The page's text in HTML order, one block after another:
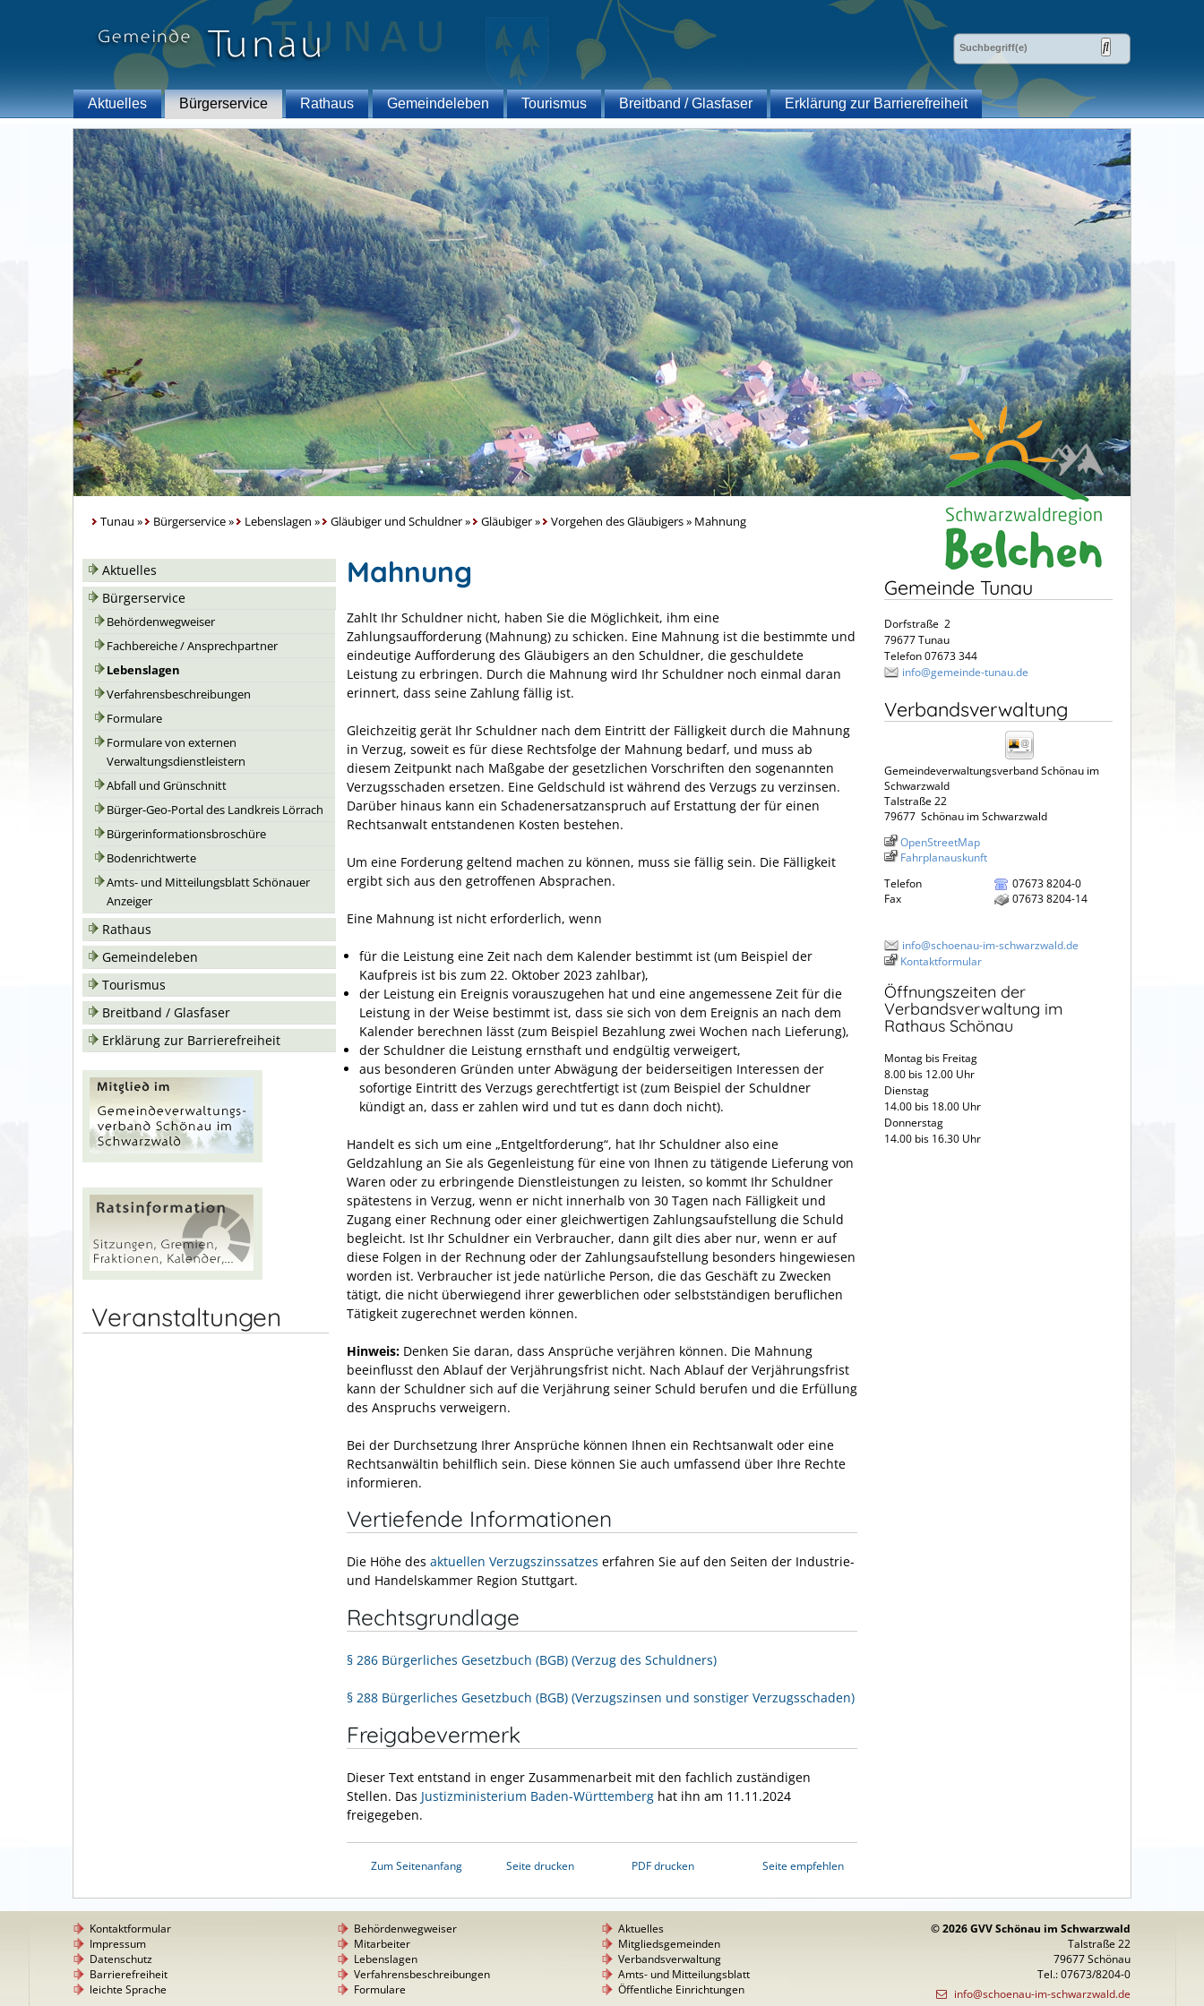
Aktuelles Bürgerservice Rathaus Gemeindeleben Tourismus Breitband / Glasfaser Erklärung zur Barrierefreiheit
Tunau » Bürgerservice» Lebenslagen » Gläubiger und Schuldner» Gläubiger» Vorgehen des Gläubigers» Mahnung
Aktuelles
Bürgerservice
Behördenwegweiser
Fachbereiche / Ansprechpartner
Lebenslagen
Verfahrensbeschreibungen
Formulare
Formulare von externen
Verwaltungsdienstleistern
Abfall und Grünschnitt
Bürger-Geo-Portal des Landkreis Lörrach
Bürgerinformationsbroschüre
Bodenrichtwerte
Amts- und Mitteilungsblatt Schönauer
Anzeiger
Rathaus
Gemeindeleben
Tourismus
Breitband / Glasfaser
Erklärung zur Barrierefreiheit
Veranstaltungen
Mahnung
Zahlt Ihr Schuldner nicht, haben Sie die Möglichkeit, ihm eine
Zahlungsaufforderung (Mahnung) zu schicken. Eine Mahnung ist die bestimmte und
eindeutige Aufforderung des Gläubigers an den Schuldner, die geschuldete
Leistung zu erbringen. Durch die Mahnung wird Ihr Schuldner noch einmal daran
erinnert, dass seine Zahlung fällig ist.
Gleichzeitig gerät Ihr Schuldner nach dem Eintritt der Fälligkeit durch die Mahnung
in Verzug, soweit es für diese Rechtsfolge der Mahnung bedarf, und muss ab
diesem Zeitpunkt nach Maßgabe der gesetzlichen Vorschriften den sogenannten
Verzugsschaden ersetzen. Eine Geldschuld ist während des Verzugs zu verzinsen.
Darüber hinaus kann ein Schadenersatzanspruch auf Erstattung der für einen
Rechtsanwalt entstandenen Kosten bestehen.
Um eine Forderung geltend machen zu können, muss sie fällig sein. Die Fälligkeit
ergibt sich aus den getroffenen Absprachen.
Eine Mahnung ist nicht erforderlich, wenn
für die Leistung eine Zeit nach dem Kalender bestimmt ist (um Beispiel der
Kaufpreis ist bis zum 22. Oktober 2023 zahlbar),
der Leistung ein Ereignis vorauszugehen hat und eine angemessene Zeit für die
Leistung in der Weise bestimmt ist, dass sie sich von dem Ereignis an nach dem
Kalender berechnen lässt (zum Beispiel Bezahlung zwei Wochen nach Lieferung),
der Schuldner die Leistung ernsthaft und endgültig verweigert,
aus besonderen Gründen unter Abwägung der beiderseitigen Interessen der
sofortige Eintritt des Verzugs gerechtfertigt ist (zum Beispiel der Schuldner
kündigt an, dass er zahlen wird und tut es dann doch nicht).
Handelt es sich um eine „Entgeltforderung“, hat Ihr Schuldner also eine
Geldzahlung an Sie als Gegenleistung für eine von Ihnen zu tätigende Lieferung von
Waren oder zu erbringende Dienstleistungen zu leisten, so kommt Ihr Schuldner
spätestens in Verzug, wenn er nicht innerhalb von 30 Tagen nach Fälligkeit und
Zugang einer Rechnung oder einer gleichwertigen Zahlungsaufstellung die Schuld
begleicht. Ist Ihr Schuldner ein Verbraucher, dann gilt dies aber nur, wenn er auf
diese Folgen in der Rechnung oder der Zahlungsaufstellung besonders hingewiesen
worden ist. Verbraucher ist jede natürliche Person, die das Geschäft zu Zwecken
tätigt, die nicht überwiegend ihrer gewerblichen oder selbstständigen beruflichen
Tätigkeit zugerechnet werden können.
Hinweis: Denken Sie daran, dass Ansprüche verjähren können. Die Mahnung
beeinflusst den Ablauf der Verjährungsfrist nicht. Nach Ablauf der Verjährungsfrist
kann der Schuldner sich auf die Verjährung seiner Schuld berufen und die Erfüllung
des Anspruchs verweigern.
Bei der Durchsetzung Ihrer Ansprüche können Ihnen ein Rechtsanwalt oder eine
Rechtsanwältin behilflich sein. Diese können Sie auch umfassend über Ihre Rechte
informieren.
Vertiefende Informationen
Die Höhe des aktuellen Verzugszinssatzes erfahren Sie auf den Seiten der Industrie-
und Handelskammer Region Stuttgart.
Rechtsgrundlage
§ 286 Bürgerliches Gesetzbuch (BGB) (Verzug des Schuldners)
§ 288 Bürgerliches Gesetzbuch (BGB) (Verzugszinsen und sonstiger Verzugsschaden)
Freigabevermerk
Dieser Text entstand in enger Zusammenarbeit mit den fachlich zuständigen
Stellen. Das Justizministerium Baden-Württemberg hat ihn am 11.11.2024
freigegeben.
Zum Seitenanfang Seite drucken PDF drucken Seite empfehlen
Gemeinde Tunau
Dorfstraße 2
79677 Tunau
Telefon 07673 344
info@gemeinde-tunau.de
Verbandsverwaltung
Gemeindeverwaltungsverband Schönau im
Schwarzwald
Talstraße 22
79677 Schönau im Schwarzwald
OpenStreetMap
Fahrplanauskunft
Telefon
07673 8204-0
Fax
07673 8204-14
info@schoenau-im-schwarzwald.de
Kontaktformular
Öffnungszeiten der
Verbandsverwaltung im
Rathaus Schönau
Montag bis Freitag
8.00 bis 12.00 Uhr
Dienstag
14.00 bis 18.00 Uhr
Donnerstag
14.00 bis 16.30 Uhr
Kontaktformular
Impressum
Datenschutz
Barrierefreiheit
leichte Sprache
Behördenwegweiser
Mitarbeiter
Lebenslagen
Verfahrensbeschreibungen
Formulare
Aktuelles
Mitgliedsgemeinden
Verbandsverwaltung
Amts- und Mitteilungsblatt
Öffentliche Einrichtungen
© 2026 GVV Schönau im Schwarzwald
Talstraße 22
79677 Schönau
Tel.: 07673/8204-0
info@schoenau-im-schwarzwald.de